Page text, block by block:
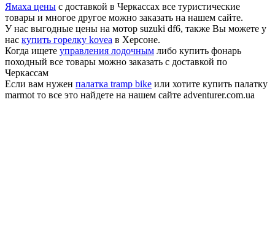
Ямаха цены с доставкой в Черкассах все туристические
товары и многое другое можно заказать на нашем сайте.
У нас выгодные цены на мотор suzuki df6, также Вы можете у
нас купить горелку kovea в Херсоне.
Когда ищете управления лодочным либо купить фонарь
походный все товары можно заказать с доставкой по
Черкассам
Если вам нужен палатка tramp bike или хотите купить палатку
marmot то все это найдете на нашем сайте adventurer.com.ua